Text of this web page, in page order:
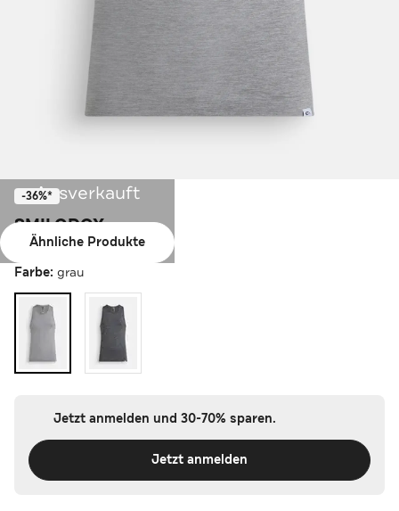
Ausverkauft
Ähnliche Produkte
-36%*
SMILODOX
Tank Top 'Trevor' grau
Farbe: grau
Jetzt anmelden und 30-70% sparen.
Jetzt anmelden